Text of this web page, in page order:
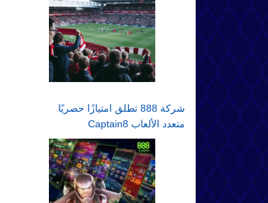
شركة 888 تطلق امتيازًا حصريًا
متعدد الألعاب Captain8